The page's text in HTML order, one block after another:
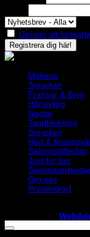
Genom att
Makeup
Spraytan
Fransar & Bryn
Hårstyling
Naglar
Tandblekning
Smycken
Hud &
Salongstillbehör
Just for fun
Om oss
Presentkort